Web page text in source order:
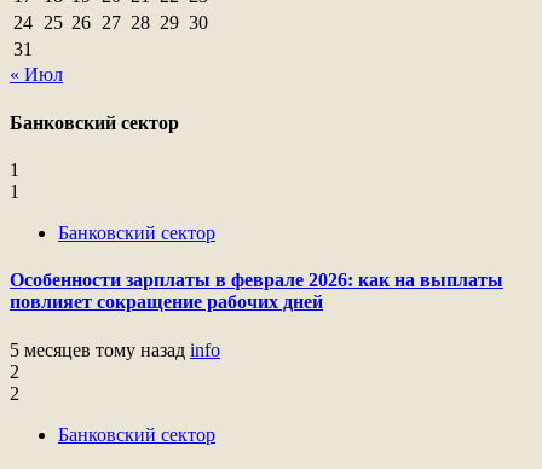
24 25 26 27 28 29 30
31
« Июл
Банковский сектор
1
1
Банковский сектор
Особенности зарплаты в феврале 2026: как на выплаты
повлияет сокращение рабочих дней
5 месяцев тому назад info
2
2
Банковский сектор